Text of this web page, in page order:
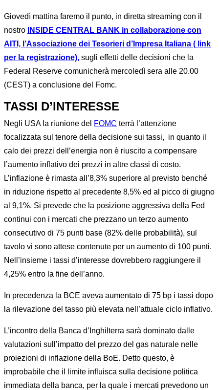
Giovedì mattina faremo il punto, in diretta streaming con il
nostro
INSIDE CENTRAL BANK in collaborazione con
AITI, l’Associazione dei Tesorieri d’Impresa Italiana ( link
per la registrazione), sugli effetti delle decisioni che la
Federal Reserve comunicherà mercoledì sera alle 20.00
(CEST) a conclusione del Fomc.
TASSI D’INTERESSE
Negli USA la riunione del FOMC terrà l’attenzione
focalizzata sul tenore della decisione sui tassi, in quanto il
calo dei prezzi dell’energia non è riuscito a compensare
l’aumento inflativo dei prezzi in altre classi di costo.
L’inflazione è rimasta all’8,3% superiore al previsto benché
in riduzione rispetto al precedente 8,5% ed al picco di giugno
al 9,1%. Si prevede che la posizione aggressiva della Fed
continui con i mercati che prezzano un terzo aumento
consecutivo di 75 punti base (82% delle probabilità), sul
tavolo vi sono attese contenute per un aumento di 100 punti.
Nell’insieme i tassi d’interesse dovrebbero raggiungere il
4,25% entro la fine dell’anno.
In precedenza la BCE aveva aumentato di 75 bp i tassi dopo
la rilevazione del tasso più elevata nell’attuale ciclo inflativo.
L’incontro della Banca d’Inghilterra sarà dominato dalle
valutazioni sull’impatto del prezzo del gas naturale nelle
proiezioni di inflazione della BoE. Detto questo, è
improbabile che il limite influisca sulla decisione politica
immediata della banca, per la quale i mercati prevedono un